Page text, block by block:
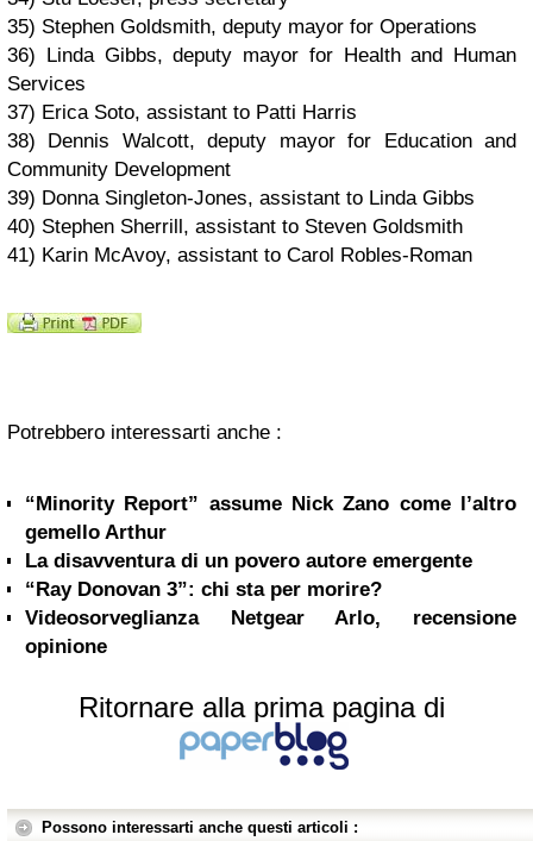
35) Stephen Goldsmith, deputy mayor for Operations
36) Linda Gibbs, deputy mayor for Health and Human
Services
37) Erica Soto, assistant to Patti Harris
38) Dennis Walcott, deputy mayor for Education and
Community Development
39) Donna Singleton-Jones, assistant to Linda Gibbs
40) Stephen Sherrill, assistant to Steven Goldsmith
41) Karin McAvoy, assistant to Carol Robles-Roman
Potrebbero interessarti anche :
“Minority Report” assume Nick Zano come l’altro
gemello Arthur
La disavventura di un povero autore emergente
“Ray Donovan 3”: chi sta per morire?
Videosorveglianza Netgear Arlo, recensione
opinione
Ritornare alla prima pagina di
Possono interessarti anche questi articoli :